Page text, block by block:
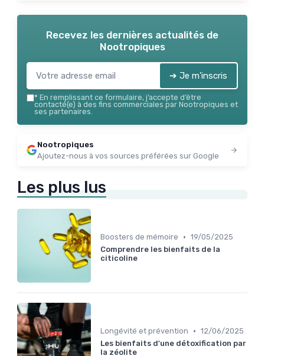
Recevez les dernières actualités de
Nootropiques
➔ Je m'inscris
* En remplissant ce formulaire, j’accepte d’être
contacté(e) à des fins commerciales par Nootropiques et
ses partenaires.
Nootropiques
Ajoutez-nous à vos sources préférées sur Google
Les plus lus
Boosters de mémoire • 19/05/2025
Comprendre les bienfaits de la
citicoline
Longévité et prévention • 12/06/2025
Les bienfaits d'une détoxification par
la zéolite